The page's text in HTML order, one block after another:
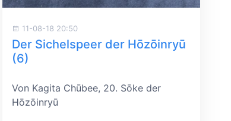
11-08-18 20:50
Der Sichelspeer der Hōzōinryū
(6)
Von Kagita Chūbee, 20. Sōke der
Hōzōinryū